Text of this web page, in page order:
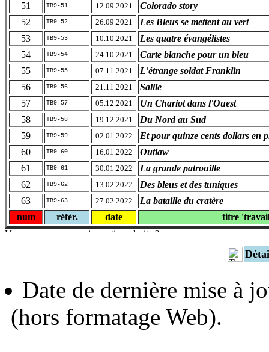
51
TB9-51 12.09.2021
Colorado story
52
TB9-52 26.09.2021
Les Bleus se mettent au vert
53
TB9-53 10.10.2021
Les quatre évangélistes
54
TB9-54 24.10.2021
Carte blanche pour un bleu
55
TB9-55 07.11.2021
L'étrange soldat Franklin
56
TB9-56 21.11.2021
Sallie
57
TB9-57 05.12.2021
Un Chariot dans l'Ouest
58
TB9-58 19.12.2021
Du Nord au Sud
59
TB9-59 02.01.2022
Et pour quinze cents dollars en
60
TB9-60 16.01.2022
Outlaw
61
TB9-61 30.01.2022
La grande patrouille
62
TB9-62 13.02.2022
Des bleus et des tuniques
63
TB9-63 27.02.2022
La bataille du cratère
num
référ. date titre
Date de dernière mise à
(hors formatage Web).